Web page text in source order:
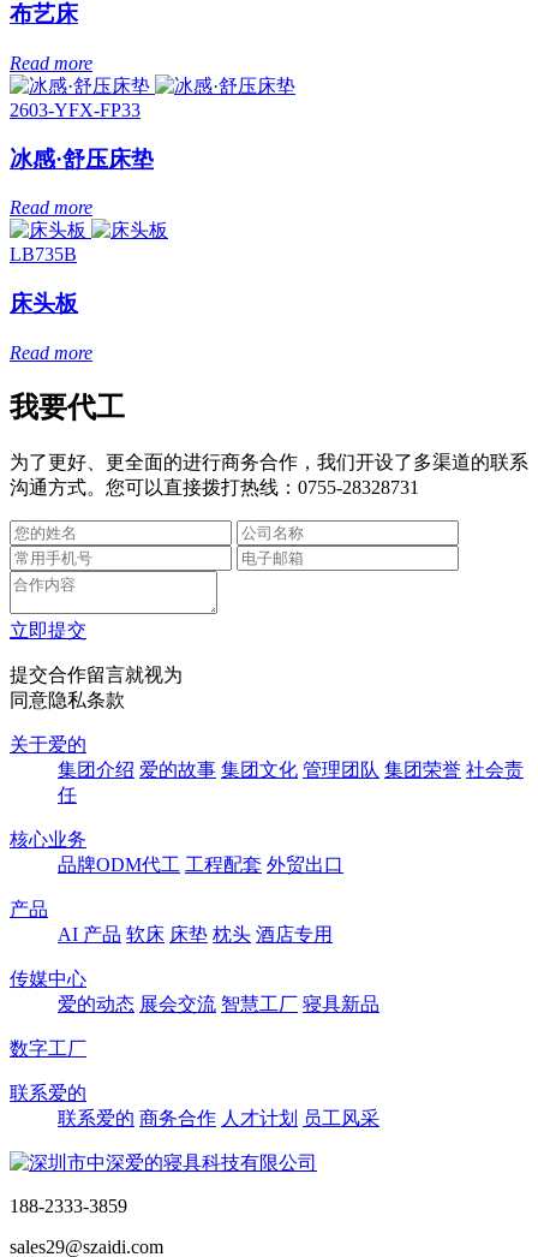
布艺床
Read more
2603-YFX-FP33
冰感·舒压床垫
Read more
LB735B
床头板
Read more
我要代工
为了更好、更全面的进行商务合作，我们开设了多渠道的联系
沟通方式。您可以直接拨打热线：0755-28328731
立即提交
提交合作留言就视为
同意隐私条款
关于爱的
集团介绍 爱的故事 集团文化 管理团队 集团荣誉 社会责
任
核心业务
品牌ODM代工 工程配套 外贸出口
产品
AI 产品 软床 床垫 枕头 酒店专用
传媒中心
爱的动态 展会交流 智慧工厂 寝具新品
数字工厂
联系爱的
联系爱的 商务合作 人才计划 员工风采
188-2333-3859
sales29@szaidi.com